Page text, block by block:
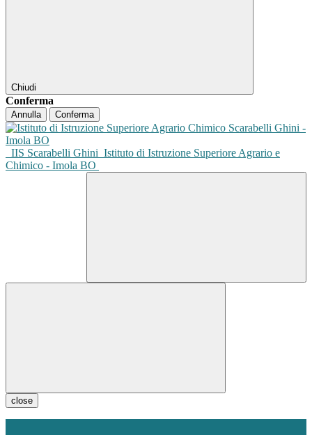
Chiudi
Conferma
Annulla Conferma
IIS Scarabelli Ghini Istituto di Istruzione Superiore Agrario e
Chimico - Imola BO
close